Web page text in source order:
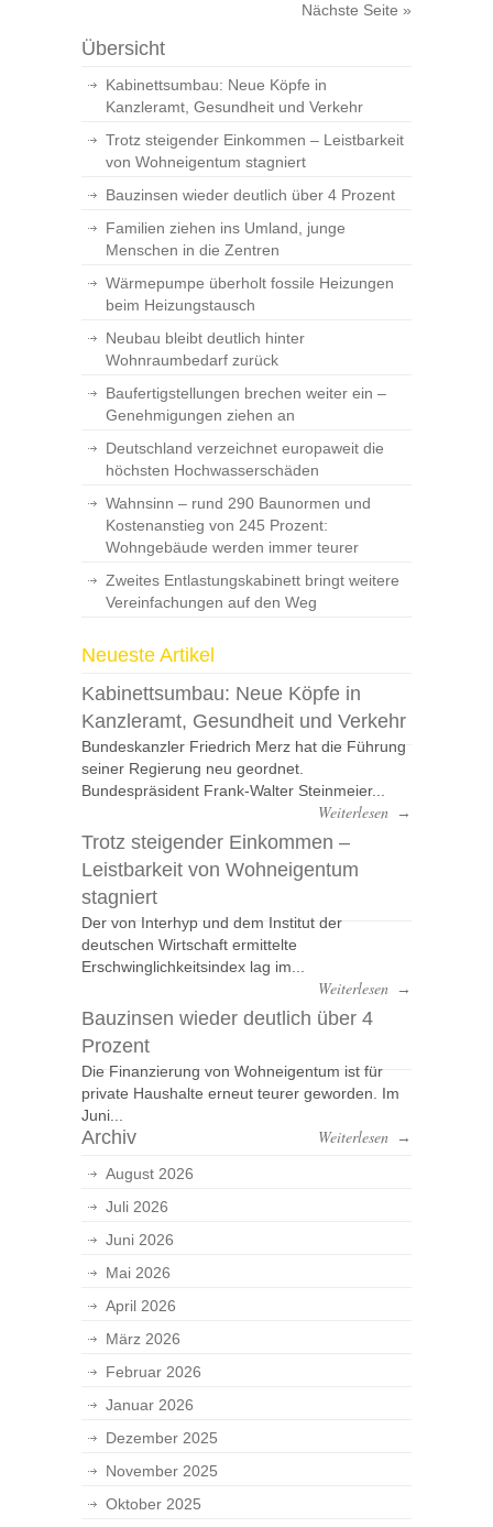
Nächste Seite »
Übersicht
Kabinettsumbau: Neue Köpfe in
Kanzleramt, Gesundheit und Verkehr
Trotz steigender Einkommen – Leistbarkeit
von Wohneigentum stagniert
Bauzinsen wieder deutlich über 4 Prozent
Familien ziehen ins Umland, junge
Menschen in die Zentren
Wärmepumpe überholt fossile Heizungen
beim Heizungstausch
Neubau bleibt deutlich hinter
Wohnraumbedarf zurück
Baufertigstellungen brechen weiter ein –
Genehmigungen ziehen an
Deutschland verzeichnet europaweit die
höchsten Hochwasserschäden
Wahnsinn – rund 290 Baunormen und
Kostenanstieg von 245 Prozent:
Wohngebäude werden immer teurer
Zweites Entlastungskabinett bringt weitere
Vereinfachungen auf den Weg
Neueste Artikel
Kabinettsumbau: Neue Köpfe in
Kanzleramt, Gesundheit und Verkehr
Bundeskanzler Friedrich Merz hat die Führung
seiner Regierung neu geordnet.
Bundespräsident Frank-Walter Steinmeier...
Weiterlesen →
Trotz steigender Einkommen –
Leistbarkeit von Wohneigentum
stagniert
Der von Interhyp und dem Institut der
deutschen Wirtschaft ermittelte
Erschwinglichkeitsindex lag im...
Weiterlesen →
Bauzinsen wieder deutlich über 4
Prozent
Die Finanzierung von Wohneigentum ist für
private Haushalte erneut teurer geworden. Im
Juni...
Weiterlesen →
Archiv
August 2026
Juli 2026
Juni 2026
Mai 2026
April 2026
März 2026
Februar 2026
Januar 2026
Dezember 2025
November 2025
Oktober 2025